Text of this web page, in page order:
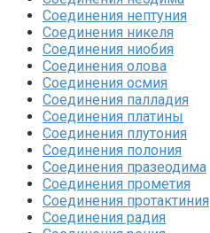
Соединения нептуния‎
Соединения никеля‎
Соединения ниобия‎
Соединения олова‎
Соединения осмия‎
Соединения палладия‎
Соединения платины‎
Соединения плутония‎
Соединения полония‎
Соединения празеодима‎
Соединения прометия‎
Соединения протактиния‎
Соединения радия‎